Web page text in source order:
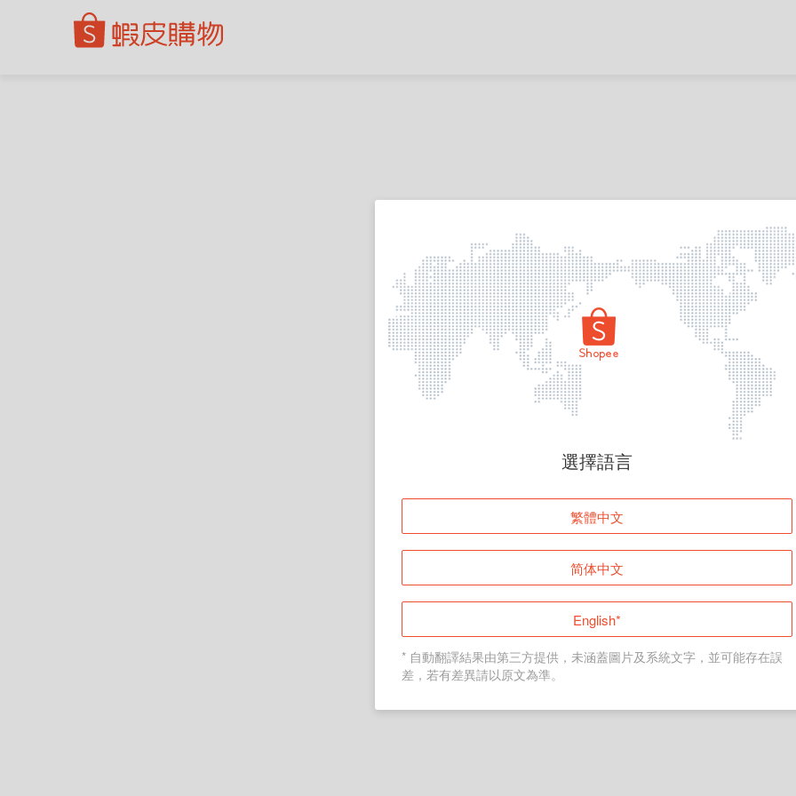
頁面無法顯示
登入
返回首頁
選擇語言
繁體中文
简体中文
English*
* 自動翻譯結果由第三方提供，未涵蓋圖片及系統文字，並可能存在誤
差，若有差異請以原文為準。